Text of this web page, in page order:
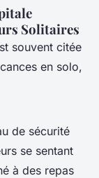
Solitaires
souvent citée
en solo,
de sécurité
se sentant
à des repas